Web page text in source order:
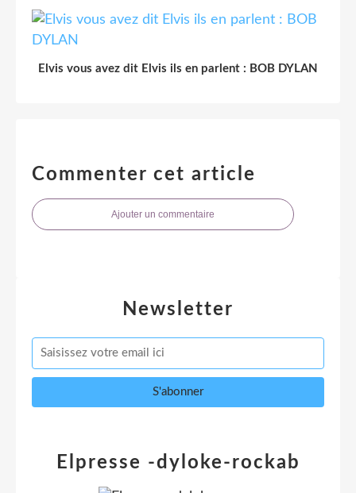
Elvis vous avez dit Elvis ils en parlent : BOB DYLAN
Commenter cet article
Ajouter un commentaire
Newsletter
Elpresse -dyloke-rockab